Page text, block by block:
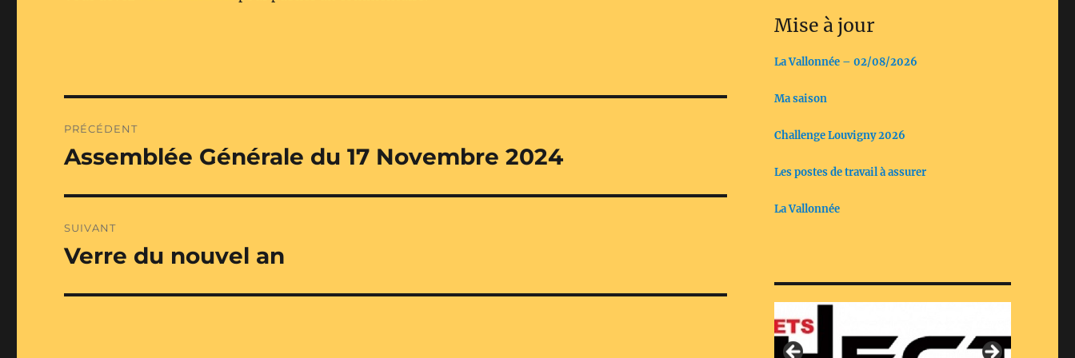
de
PRÉCÉDENT
Publication
Assemblée Générale du 17 Novembre 2024
SUIVANT
Publication
Verre du nouvel an
Mise à jour
La Vallonnée – 02/08/2026
Ma saison
Challenge Louvigny 2026
Les postes de travail à assurer
La Vallonnée